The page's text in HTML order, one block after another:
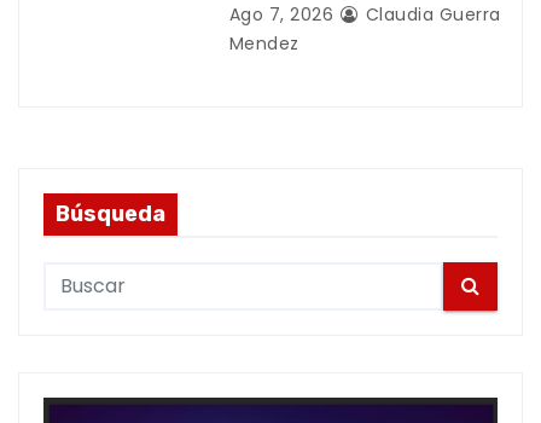
Ago 7, 2026
Claudia Guerra
Mendez
Búsqueda
c